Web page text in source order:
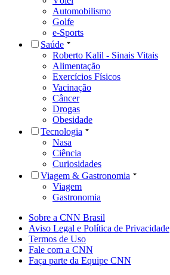
Automobilismo
Golfe
e-Sports
Saúde
Roberto Kalil - Sinais Vitais
Alimentação
Exercícios Físicos
Vacinação
Câncer
Drogas
Obesidade
Tecnologia
Nasa
Ciência
Curiosidades
Viagem & Gastronomia
Viagem
Gastronomia
Sobre a CNN Brasil
Aviso Legal e Política de Privacidade
Termos de Uso
Fale com a CNN
Faça parte da Equipe CNN